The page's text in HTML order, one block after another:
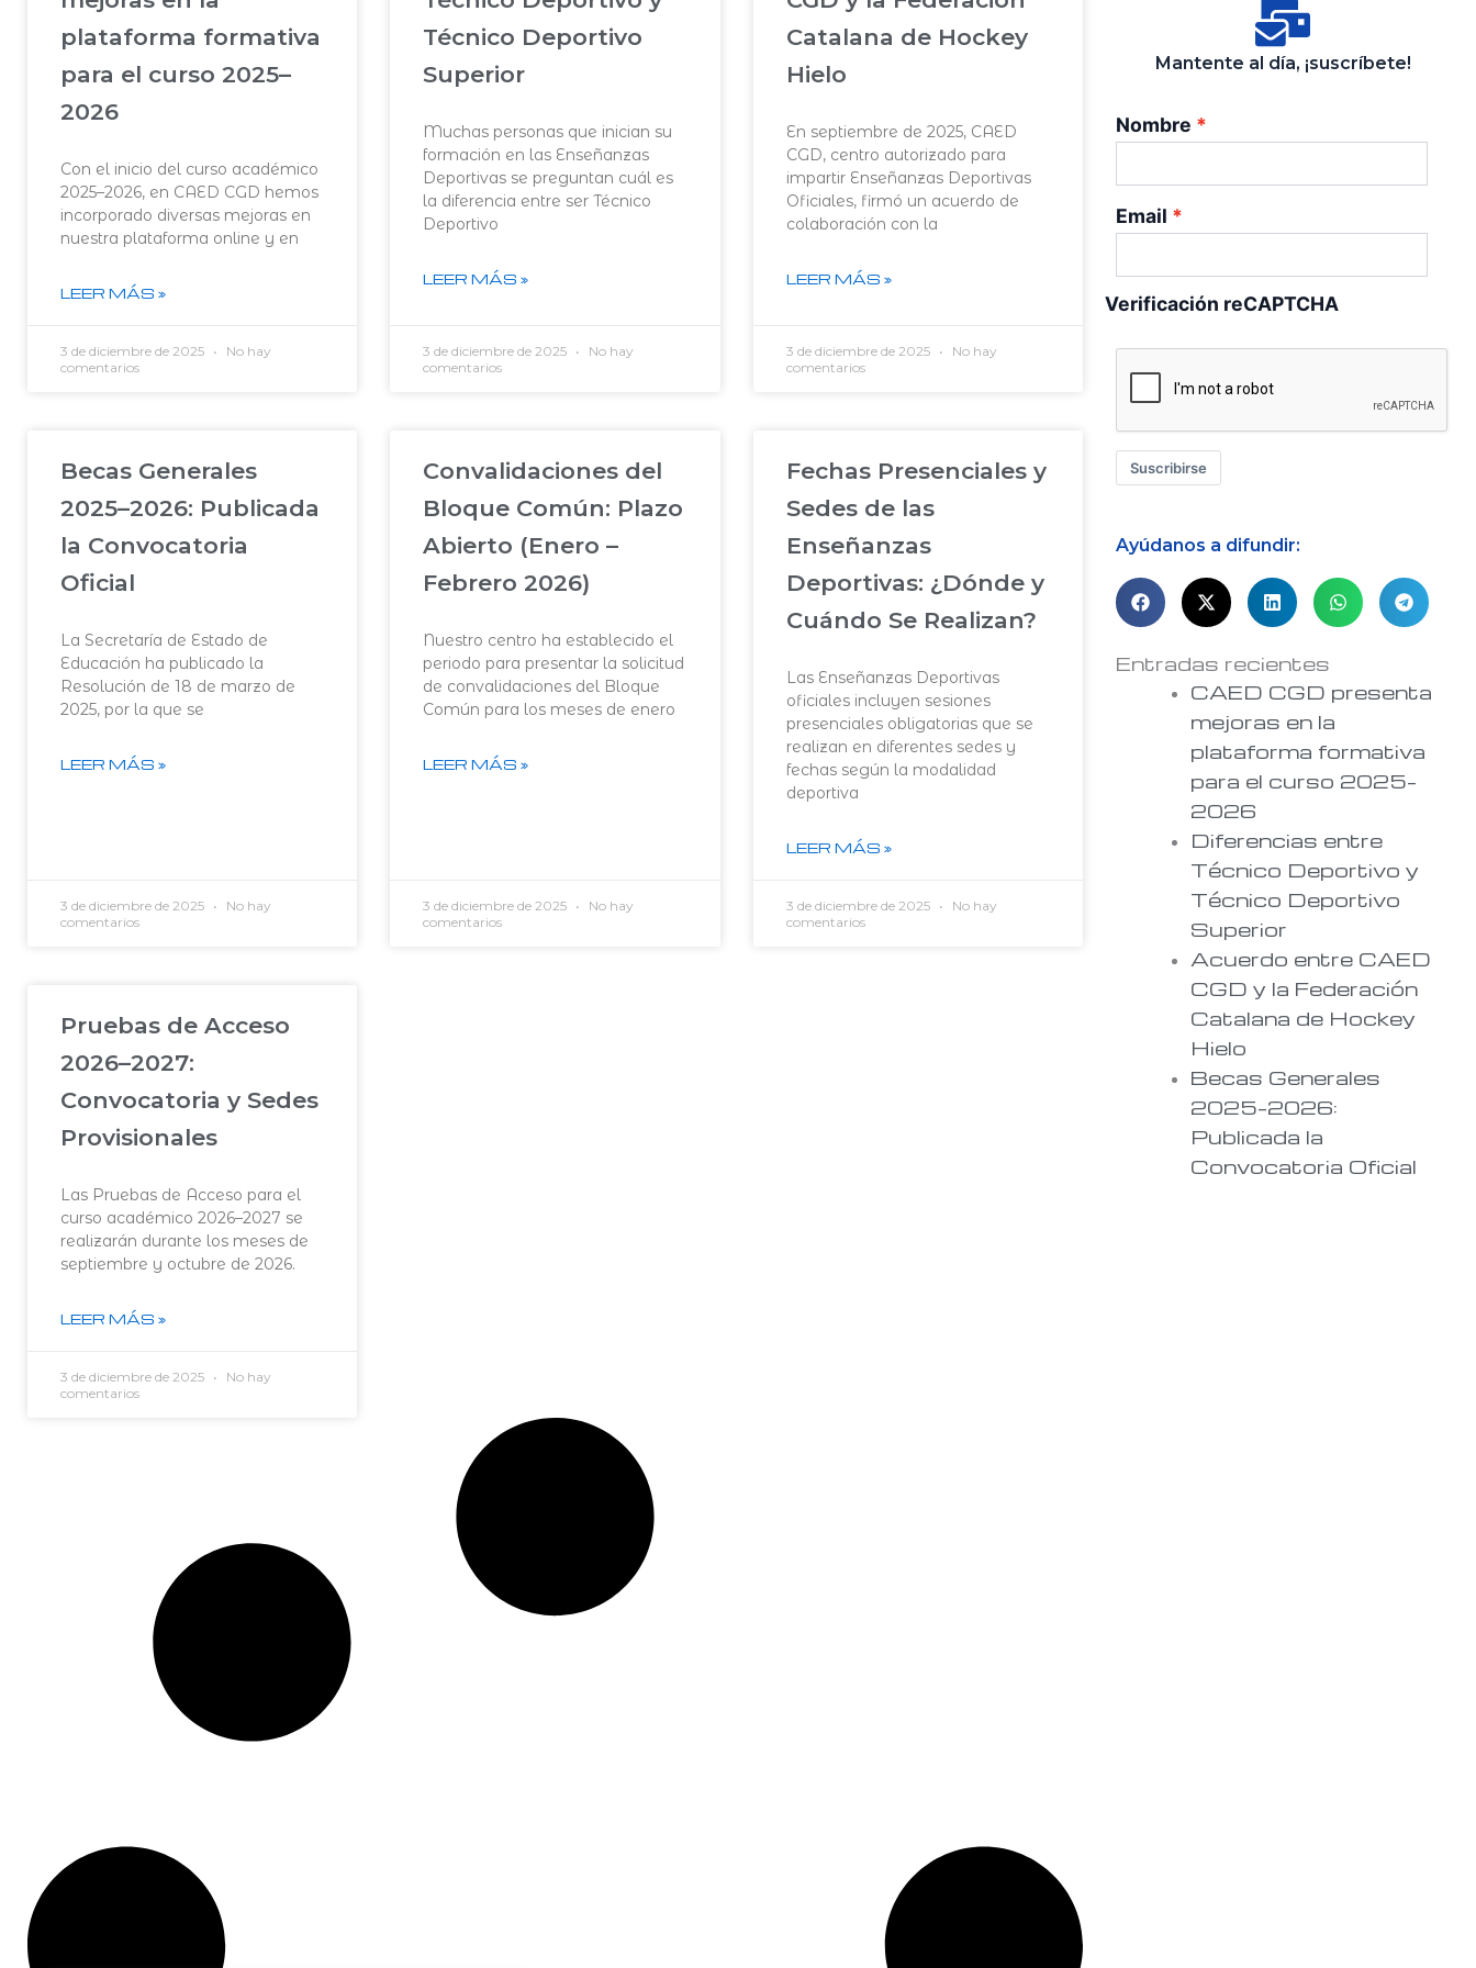
plataforma formativa
para el curso 2025–
2026
Con el inicio del curso académico
2025–2026, en CAED CGD hemos
incorporado diversas mejoras en
nuestra plataforma online y en
LEER MÁS »
3 de diciembre de 2025
No hay
comentarios
Técnico Deportivo
Superior
Muchas personas que inician su
formación en las Enseñanzas
Deportivas se preguntan cuál es
la diferencia entre ser Técnico
Deportivo
LEER MÁS »
3 de diciembre de 2025
No hay
comentarios
Catalana de Hockey
Hielo
En septiembre de 2025, CAED
CGD, centro autorizado para
impartir Enseñanzas Deportivas
Oficiales, firmó un acuerdo de
colaboración con la
LEER MÁS »
3 de diciembre de 2025
No hay
comentarios
Becas Generales
2025–2026: Publicada
la Convocatoria
Oficial
La Secretaría de Estado de
Educación ha publicado la
Resolución de 18 de marzo de
2025, por la que se
LEER MÁS »
3 de diciembre de 2025
No hay
comentarios
Convalidaciones del
Bloque Común: Plazo
Abierto (Enero –
Febrero 2026)
Nuestro centro ha establecido el
periodo para presentar la solicitud
de convalidaciones del Bloque
Común para los meses de enero
LEER MÁS »
3 de diciembre de 2025
No hay
comentarios
Fechas Presenciales y
Sedes de las
Enseñanzas
Deportivas: ¿Dónde y
Cuándo Se Realizan?
Las Enseñanzas Deportivas
oficiales incluyen sesiones
presenciales obligatorias que se
realizan en diferentes sedes y
fechas según la modalidad
deportiva
LEER MÁS »
3 de diciembre de 2025
No hay
comentarios
Pruebas de Acceso
2026–2027:
Convocatoria y Sedes
Provisionales
Las Pruebas de Acceso para el
curso académico 2026–2027 se
realizarán durante los meses de
septiembre y octubre de 2026.
LEER MÁS »
3 de diciembre de 2025
No hay
comentarios
Mantente al día, ¡suscríbete!
Nombre
Email
Verificación reCAPTCHA
Suscribirse
Ayúdanos a difundir:
Entradas recientes
CAED CGD presenta
mejoras en la
plataforma formativa
para el curso 2025–
2026
Diferencias entre
Técnico Deportivo y
Técnico Deportivo
Superior
Acuerdo entre CAED
CGD y la Federación
Catalana de Hockey
Hielo
Becas Generales
2025–2026:
Publicada la
Convocatoria Oficial